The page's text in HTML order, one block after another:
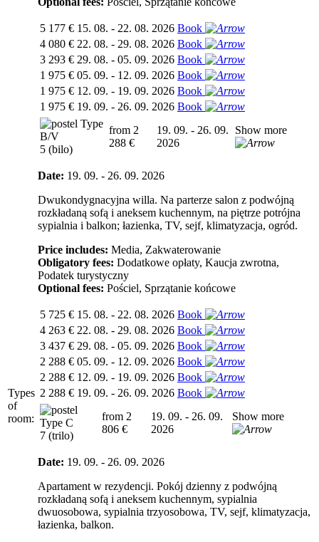
Types
of
room:
5 177 € 15. 08. - 22. 08. 2026 Book
4 080 € 22. 08. - 29. 08. 2026 Book
3 293 € 29. 08. - 05. 09. 2026 Book
1 975 € 05. 09. - 12. 09. 2026 Book
1 975 € 12. 09. - 19. 09. 2026 Book
1 975 € 19. 09. - 26. 09. 2026 Book
Type
B/V
5 (bilo)
from 2
288 €
19. 09. - 26. 09.
2026
Show more
Date: 19. 09. - 26. 09. 2026
Dwukondygnacyjna willa. Na parterze salon z podwójną
rozkładaną sofą i aneksem kuchennym, na piętrze potrójna
sypialnia i balkon; łazienka, TV, sejf, klimatyzacja, ogród.
Price includes: Media, Zakwaterowanie
Obligatory fees: Dodatkowe opłaty, Kaucja zwrotna,
Podatek turystyczny
Optional fees: Pościel, Sprzątanie końcowe
5 725 € 15. 08. - 22. 08. 2026 Book
4 263 € 22. 08. - 29. 08. 2026 Book
3 437 € 29. 08. - 05. 09. 2026 Book
2 288 € 05. 09. - 12. 09. 2026 Book
2 288 € 12. 09. - 19. 09. 2026 Book
2 288 € 19. 09. - 26. 09. 2026 Book
Type C
7 (trilo)
from 2
806 €
19. 09. - 26. 09.
2026
Show more
Date: 19. 09. - 26. 09. 2026
Apartament w rezydencji. Pokój dzienny z podwójną
rozkładaną sofą i aneksem kuchennym, sypialnia
dwuosobowa, sypialnia trzyosobowa, TV, sejf, klimatyzacja,
łazienka, balkon.